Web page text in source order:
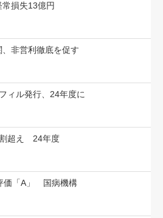
損失13億円
非営利徹底を促す
ィル発行、24年度に
超え 24年度
価「A」 国病機構